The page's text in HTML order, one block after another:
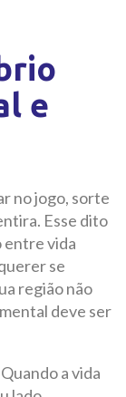
e
no jogo, sorte
Esse dito
vida
se
região não
deve ser
a vida